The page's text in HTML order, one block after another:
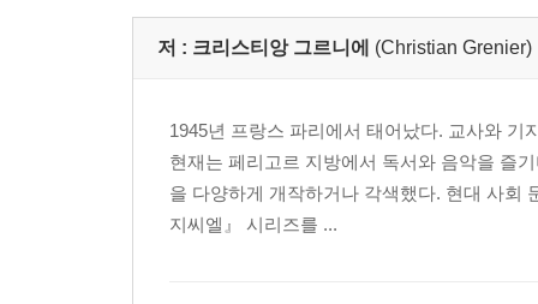
저 : 크리스티앙 그르니에 (Christian Grenier)
1945년 프랑스 파리에서 태어났다. 교사와 기
현재는 페리고르 지방에서 독서와 음악을 즐
을 다양하게 개작하거나 각색했다. 현대 사회
지씨엘』 시리즈를 ...